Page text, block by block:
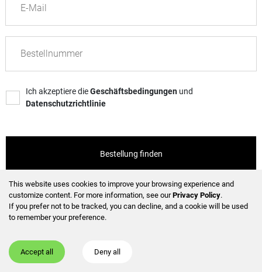
This website uses cookies to improve your browsing experience and
customize content. For more information, see ourPrivacy Policy.
If you prefer not to be tracked, you can decline, and a cookie will be used
to remember your preference.
Accept all Deny all
E-Mail
Bestellnummer
Ich akzeptiere dieGeschäftsbedingungen und
Datenschutzrichtlinie
Bestellung finden
Deutsch